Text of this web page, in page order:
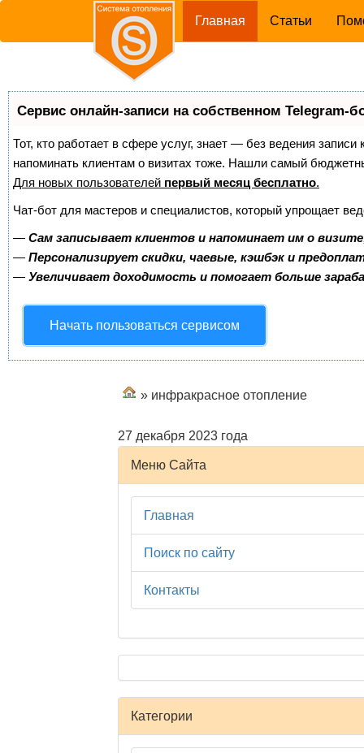
Главная (current)
Статьи
Сервис онлайн-записи на собственном Telegram-
Тот, кто работает в сфере услуг, знает — без ведения
напоминать клиентам о визитах тоже. Нашли самый
Для новых пользователей первый месяц бесплатно.
Чат-бот для мастеров и специалистов, который упрощает
— Сам записывает клиентов и напоминает им о
— Персонализирует скидки, чаевые, кэшбэк и
— Увеличивает доходимость и помогает больше
Начать пользоваться сервисом
» инфракрасное отопление
27 декабря 2023 года
Меню Сайта
Главная
Поиск по сайту
Контакты
Категории